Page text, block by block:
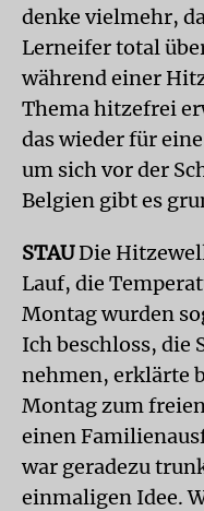
denke vielmehr,
Lerneifer total
während einer
Thema hitzefrei
das wieder für
um sich vor der
Belgien gibt es
STAUDie
Lauf, die
Montag wurden
Ich beschloss, die
nehmen, erklärte
Montag zum
einen
war geradezu
einmaligen Idee.